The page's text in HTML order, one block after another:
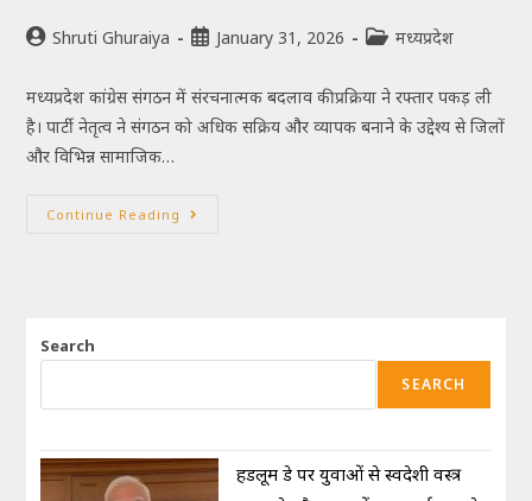
Shruti Ghuraiya January 31, 2026 मध्यप्रदेश
मध्यप्रदेश कांग्रेस संगठन में संरचनात्मक बदलाव की प्रक्रिया ने रफ्तार पकड़ ली
है। पार्टी नेतृत्व ने संगठन को अधिक सक्रिय और व्यापक बनाने के उद्देश्य से जिलों
और विभिन्न सामाजिक…
Continue Reading
Search
SEARCH
हैंडलूम डे पर युवाओं से स्वदेशी वस्त्र